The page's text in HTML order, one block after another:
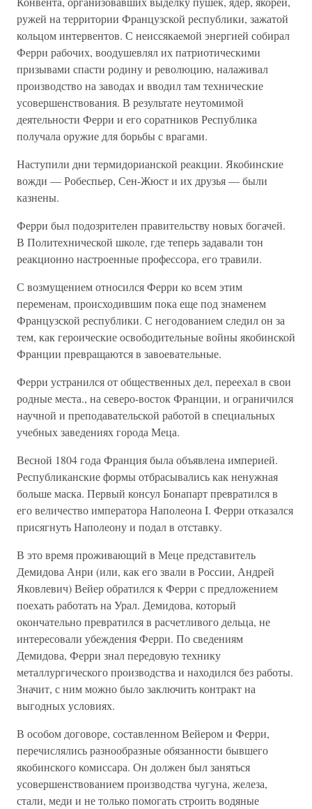
ружей на территории Французской республики, зажатой
кольцом интервентов. С неиссякаемой энергией собирал
Ферри рабочих, воодушевлял их патриотическими
призывами спасти родину и революцию, налаживал
производство на заводах и вводил там технические
усовершенствования. В результате неутомимой
деятельности Ферри и его соратников Республика
получала оружие для борьбы с врагами.
Наступили дни термидорианской реакции. Якобинские
вожди — Робеспьер, Сен-Жюст и их друзья — были
казнены.
Ферри был подозрителен правительству новых богачей.
В Политехнической школе, где теперь задавали тон
реакционно настроенные профессора, его травили.
С возмущением относился Ферри ко всем этим
переменам, происходившим пока еще под знаменем
Французской республики. С негодованием следил он за
тем, как героические освободительные войны якобинской
Франции превращаются в завоевательные.
Ферри устранился от общественных дел, переехал в свои
родные места., на северо-восток Франции, и ограничился
научной и преподавательской работой в специальных
учебных заведениях города Меца.
Весной 1804 года Франция была объявлена империей.
Республиканские формы отбрасывались как ненужная
больше маска. Первый консул Бонапарт превратился в
его величество императора Наполеона I. Ферри отказался
присягнуть Наполеону и подал в отставку.
В это время проживающий в Меце представитель
Демидова Анри (или, как его звали в России, Андрей
Яковлевич) Вейер обратился к Ферри с предложением
поехать работать на Урал. Демидова, который
окончательно превратился в расчетливого дельца, не
интересовали убеждения Ферри. По сведениям
Демидова, Ферри знал передовую технику
металлургического производства и находился без работы.
Значит, с ним можно было заключить контракт на
выгодных условиях.
В особом договоре, составленном Вейером и Ферри,
перечислялись разнообразные обязанности бывшего
якобинского комиссара. Он должен был заняться
усовершенствованием производства чугуна, железа,
стали, меди и не только помогать строить водяные